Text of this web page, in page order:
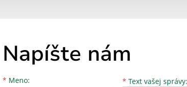
Napíšte nám
* Meno:
Meno
Priezvisko
E-mailová adresa * Text vašej správy: